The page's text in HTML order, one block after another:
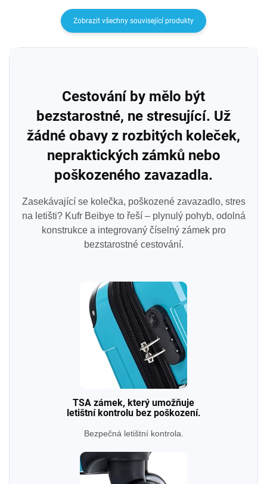
Zobrazit všechny související produkty
Cestování by mělo být
bezstarostné, ne stresující. Už
žádné obavy z rozbitých koleček,
nepraktických zámků nebo
poškozeného zavazadla.
Zasekávající se kolečka, poškozené zavazadlo, stres
na letišti? Kufr Beibye to řeší – plynulý pohyb, odolná
konstrukce a integrovaný číselný zámek pro
bezstarostné cestování.
TSA zámek, který umožňuje
letištní kontrolu bez poškození.
Bezpečná letištní kontrola.